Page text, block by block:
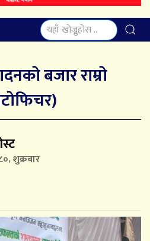
बजार राम्रो
शुक्रबार